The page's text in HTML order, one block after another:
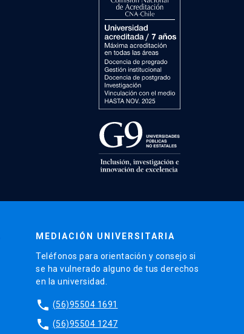
MEDIACIÓN UNIVERSITARIA
Teléfonos para orientación y consejo si
se ha vulnerado alguno de tus derechos
en la universidad.
phone (56)95504 1691
phone (56)95504 1247